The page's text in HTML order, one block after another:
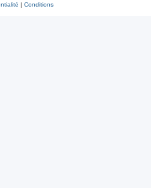
| Conditions